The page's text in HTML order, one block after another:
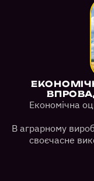
Економічна
В аграрному
своєчасне